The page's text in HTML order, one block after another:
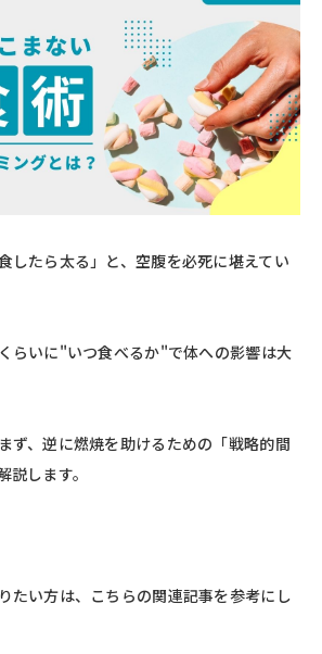
したら太る」と、空腹を必死に堪えてい
らいに"いつ食べるか"で体への影響は大
ず、逆に燃焼を助けるための「戦略的間
します。
たい方は、こちらの関連記事を参考にし